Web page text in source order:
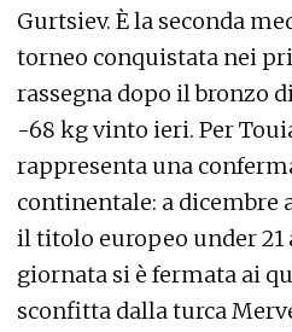
Gurtsiev. È la seconda
torneo conquistata nei
rassegna dopo il bronzo
-68 kg vinto ieri. Per
rappresenta una
continentale: a dicembre
il titolo europeo under 21
giornata si è fermata ai
sconfitta dalla turca